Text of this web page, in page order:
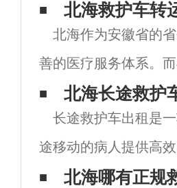
北海救护车转
北海作为安徽省的
善的医疗服务体系。
是至关重要的一环。
急救援和患者转运服
北海长途救护
长途救护车出租是
途移动的病人提供高
救护车公司提供，他
北海哪有正规